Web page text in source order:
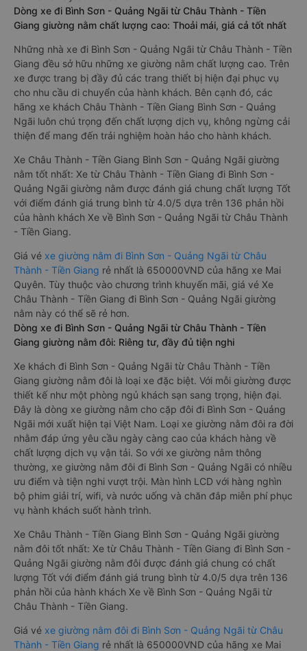
Dòng xe đi Bình Sơn - Quảng Ngãi từ Châu Thành - Tiền
Giang giường nằm chất lượng cao: Thoải mái, giá cả tốt nhất
Những nhà xe đi Bình Sơn - Quảng Ngãi từ Châu Thành - Tiền
Giang đều sở hữu những xe giường nằm chất lượng cao. Trên
xe được trang bị đầy đủ các trang thiết bị hiện đại phục vụ
cho nhu cầu di chuyển của hành khách. Bên cạnh đó, các
hãng xe khách Châu Thành - Tiền Giang Bình Sơn - Quảng
Ngãi luôn chú trọng đến chất lượng dịch vụ, không ngừng cải
thiện để mang đến trải nghiệm hoàn hảo cho hành khách.
Xe Châu Thành - Tiền Giang Bình Sơn - Quảng Ngãi giường
nằm tốt nhất: Xe từ Châu Thành - Tiền Giang đi Bình Sơn -
Quảng Ngãi giường nằm được đánh giá chung chất lượng Tốt
với điểm đánh giá trung bình từ 4.0/5 dựa trên 136 phản hồi
của hành khách Xe về Bình Sơn - Quảng Ngãi từ Châu Thành
- Tiền Giang.
Giá vé xe giường nằm đi Bình Sơn - Quảng Ngãi từ Châu
Thành - Tiền Giang rẻ nhất là 650000VND của hãng xe Mai
Quyên. Tùy thuộc vào chương trình khuyến mãi, giá vé Xe
Châu Thành - Tiền Giang đi Bình Sơn - Quảng Ngãi giường
nằm này có thể sẽ rẻ hơn.
Dòng xe đi Bình Sơn - Quảng Ngãi từ Châu Thành - Tiền
Giang giường nằm đôi: Riêng tư, đầy đủ tiện nghi
Xe khách đi Bình Sơn - Quảng Ngãi từ Châu Thành - Tiền
Giang giường nằm đôi là loại xe đặc biệt. Với mỗi giường được
thiết kế như một phòng ngủ khách sạn sang trọng, hiện đại.
Đây là dòng xe giường nằm cho cặp đôi đi Bình Sơn - Quảng
Ngãi mới xuất hiện tại Việt Nam. Loại xe giường nằm đôi ra đời
nhằm đáp ứng yêu cầu ngày càng cao của khách hàng về
chất lượng dịch vụ vận tải. So với xe giường nằm thông
thường, xe giường nằm đôi đi Bình Sơn - Quảng Ngãi có nhiều
ưu điểm và tiện nghi vượt trội. Màn hình LCD với hàng nghìn
bộ phim giải trí, wifi, và nước uống và chăn đắp miễn phí phục
vụ hành khách suốt hành trình.
Xe Châu Thành - Tiền Giang Bình Sơn - Quảng Ngãi giường
nằm đôi tốt nhất: Xe từ Châu Thành - Tiền Giang đi Bình Sơn -
Quảng Ngãi giường nằm đôi được đánh giá chung có chất
lượng Tốt với điểm đánh giá trung bình từ 4.0/5 dựa trên 136
phản hồi của hành khách Xe về Bình Sơn - Quảng Ngãi từ
Châu Thành - Tiền Giang.
Giá vé xe giường nằm đôi đi Bình Sơn - Quảng Ngãi từ Châu
Thành - Tiền Giang rẻ nhất là 650000VND của hãng xe Mai